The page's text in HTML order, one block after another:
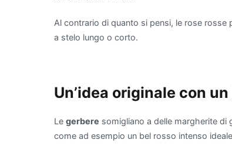
Al contrario di quanto si pensi, le rose
a stelo lungo o corto.
Un’idea originale con
Le gerbere somigliano a delle margherite di
come ad esempio un bel rosso intenso